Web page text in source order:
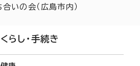
いの会（広島市内）
くらし・手続き